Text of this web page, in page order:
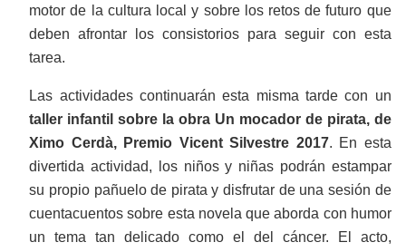
motor de la cultura local y sobre los retos de futuro que
deben afrontar los consistorios para seguir con esta
tarea.
Las actividades continuarán esta misma tarde con un
taller infantil sobre la obra Un mocador de pirata, de
Ximo Cerdà, Premio Vicent Silvestre 2017. En esta
divertida actividad, los niños y niñas podrán estampar
su propio pañuelo de pirata y disfrutar de una sesión de
cuentacuentos sobre esta novela que aborda con humor
un tema tan delicado como el del cáncer. El acto,